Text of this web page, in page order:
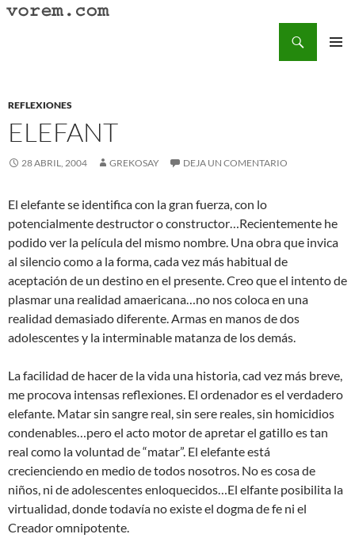
Saltar
REFLEXIONES
ELEFANT
28 ABRIL, 2004 GREKOSAY DEJA UN COMENTARIO
El elefante se identifica con la gran fuerza, con lo
potencialmente destructor o constructor…Recientemente he
podido ver la película del mismo nombre. Una obra que invica
al silencio como a la forma, cada vez más habitual de
aceptación de un destino en el presente. Creo que el intento de
plasmar una realidad amaericana…no nos coloca en una
realidad demasiado diferente. Armas en manos de dos
adolescentes y la interminable matanza de los demás.
La facilidad de hacer de la vida una historia, cad vez más breve,
me procova intensas reflexiones. El ordenador es el verdadero
elefante. Matar sin sangre real, sin sere reales, sin homicidios
condenables…pero el acto motor de apretar el gatillo es tan
real como la voluntad de “matar”. El elefante está
crecienciendo en medio de todos nosotros. No es cosa de
niños, ni de adolescentes enloquecidos…El elfante posibilita la
virtualidad, donde todavía no existe el dogma de fe ni el
Creador omnipotente.